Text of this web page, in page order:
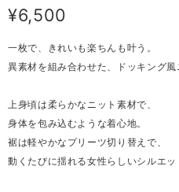
¥6,500
一枚で、きれいも楽ちんも叶う。
異素材を組み合わせた、ドッキング風
上身頃は柔らかなニット素材で、
身体を包み込むような着心地。
裾は軽やかなプリーツ切り替えで、
動くたびに揺れる女性らしいシルエッ